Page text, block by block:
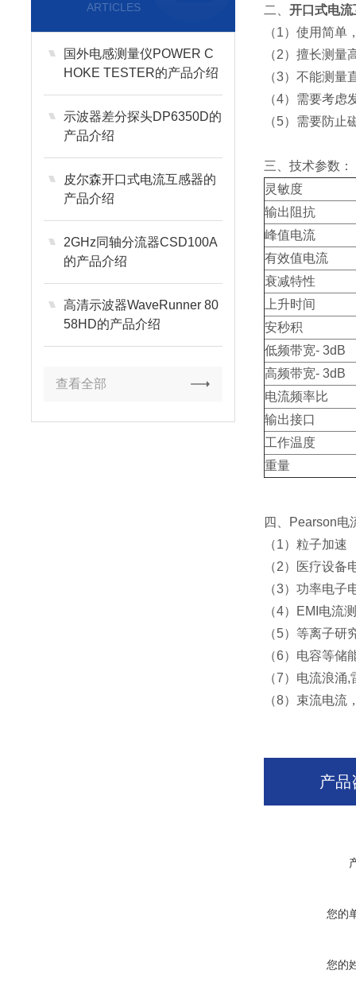
ARTICLES
国外电感测量仪POWER C
HOKE TESTER的产品介绍
示波器差分探头DP6350D的
产品介绍
皮尔森开口式电流互感器的
产品介绍
2GHz同轴分流器CSD100A
的产品介绍
高清示波器WaveRunner 80
58HD的产品介绍
查看全部
二、开口式电
（1）使用简单
（2）擅长测量
（3）不能测量
（4）需要考虑
（5）需要防止
三、技术参数：
灵敏度
输出阻抗
峰值电流
有效值电流
衰减特性
上升时间
安秒积
低频带宽- 3dB
高频带宽- 3dB
电流频率比
输出接口
工作温度
重量
四、Pearson电
（1）粒子加速
（2）医疗设备
（3）功率电子
（4）EMI电流
（5）等离子研
（6）电容等储
（7）电流浪涌
（8）束流电流
产品
您的
您的